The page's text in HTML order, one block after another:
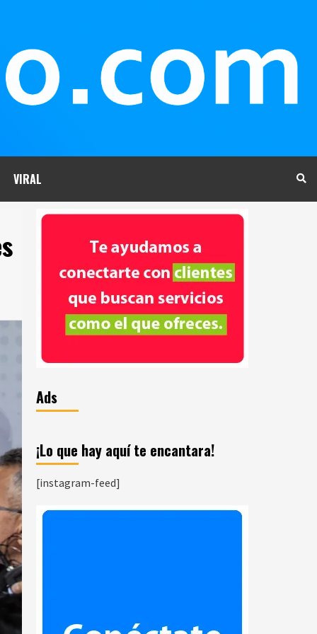
VIRAL
Ads
¡Lo que hay aquí te encantara!
[instagram-feed]